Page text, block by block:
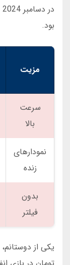
بود.
مزیت
سرعت
بالا
نمودارهای
زنده
بدون
فیلتر